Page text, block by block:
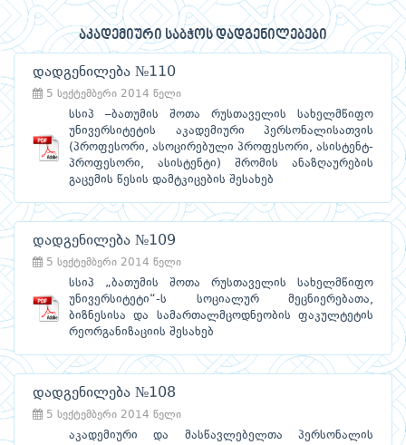
აკადემიური საბჭოს დადგენილებები
დადგენილება №110
5 სექტემბერი 2014 წელი
სსიპ –ბათუმის შოთა რუსთაველის სახელმწიფო
უნივერსიტეტის აკადემიური პერსონალისათვის
(პროფესორი, ასოცირებული პროფესორი, ასისტენტ-
პროფესორი, ასისტენტი) შრომის ანაზღაურების
გაცემის წესის დამტკიცების შესახებ
დადგენილება №109
5 სექტემბერი 2014 წელი
სსიპ „ბათუმის შოთა რუსთაველის სახელმწიფო
უნივერსიტეტი“-ს სოციალურ მეცნიერებათა,
ბიზნესისა და სამართალმცოდნეობის ფაკულტეტის
რეორგანიზაციის შესახებ
დადგენილება №108
5 სექტემბერი 2014 წელი
აკადემიური და მასწავლებელთა პერსონალის